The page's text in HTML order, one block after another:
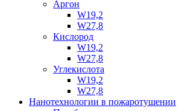
Аргон
W19,2
W27,8
Кислород
W19,2
W27,8
Углекислота
W19,2
W27,8
Нанотехнологии в пожаротушении